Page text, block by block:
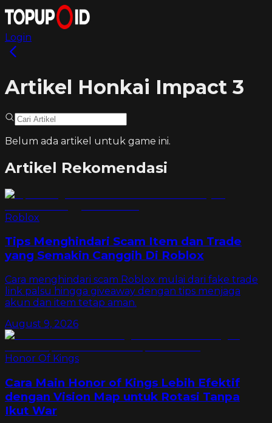
Login
Artikel Honkai Impact 3
Belum ada artikel untuk game ini.
Artikel Rekomendasi
Roblox
Tips Menghindari Scam Item dan Trade
yang Semakin Canggih Di Roblox
Cara menghindari scam Roblox mulai dari fake trade
link palsu hingga giveaway dengan tips menjaga
akun dan item tetap aman.
August 9, 2026
Honor Of Kings
Cara Main Honor of Kings Lebih Efektif
dengan Vision Map untuk Rotasi Tanpa
Ikut War